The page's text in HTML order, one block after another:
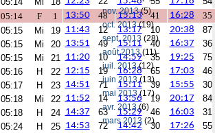
05:14 F 1 13:50 48 15:13 41 16:28
35
05:15 Mi 19 11:43 12 13:17 10 20:38
87
05:15 Mi 20 13:51 49 15:11 40 16:37
36
05:15 Mi 21 11:20 10 14:59 35 19:25
75
05:16 H 22 12:15 19 16:28 65 17:03
46
05:17 H 23 14:51 71 15:11 39 15:55
30
05:18 Mi 22 11:52 14 13:56 19 20:17
84
05:18 H 24 14:37 63 15:29 46 16:03
31
05:24 H 25 14:53 72 14:42 30 17:26
55
nov. 2013(5)
oct. 2013(19)
sept. 2013 (28)
août 2013(11)
juil. 2013(12)
juin 2013 (13)
mai 2013 (17)
avr. 2013 (6)
mars 2013 (2)